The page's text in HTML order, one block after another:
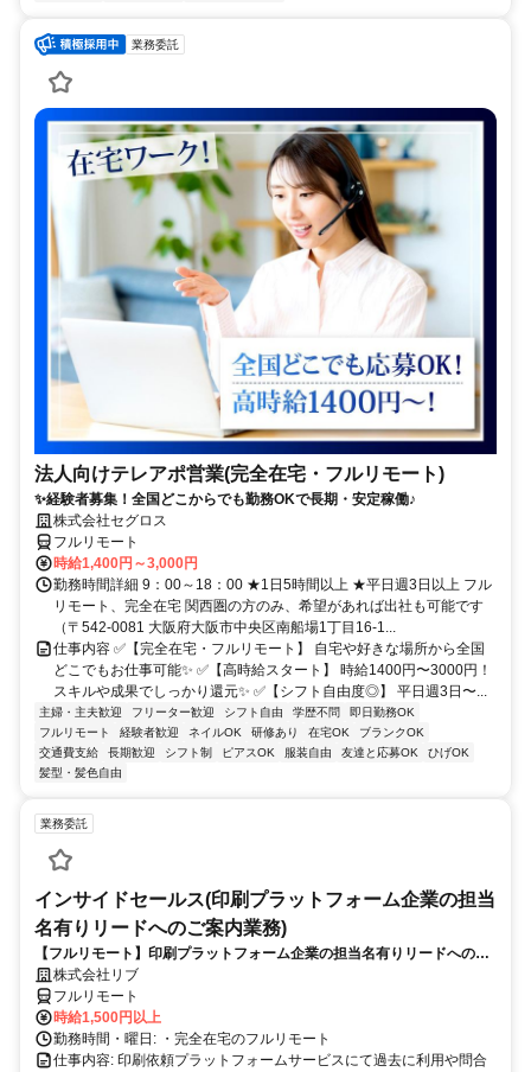
業務委託
法人向けテレアポ営業(完全在宅・フルリモート)
✨経験者募集！全国どこからでも勤務OKで長期・安定稼働♪
株式会社セグロス
フルリモート
時給1,400円～3,000円
勤務時間詳細 9：00～18：00 ★1日5時間以上 ★平日週3日以上 フル
リモート、完全在宅 関西圏の方のみ、希望があれば出社も可能です
（〒542-0081 大阪府大阪市中央区南船場1丁目16-1...
仕事内容 ✅【完全在宅・フルリモート】 自宅や好きな場所から全国
どこでもお仕事可能✨ ✅【高時給スタート】 時給1400円〜3000円！
スキルや成果でしっかり還元✨ ✅【シフト自由度◎】 平日週3日〜...
主婦・主夫歓迎 フリーター歓迎 シフト自由 学歴不問
即日勤務OK
フルリモート
経験者歓迎 ネイルOK 研修あり 在宅OK
ブランクOK
交通費支給
長期歓迎 シフト制 ピアスOK 服装自由 友達と応募OK
ひげOK
髪型・髪色自由
業務委託
インサイドセールス(印刷プラットフォーム企業の担当
名有りリードへのご案内業務)
【フルリモート】印刷プラットフォーム企業の担当名有りリードへのご
案内業務（インサイドセールス）
株式会社リブ
フルリモート
時給1,500円以上
勤務時間・曜日: ・完全在宅のフルリモート
仕事内容: 印刷依頼プラットフォームサービスにて過去に利用や問合